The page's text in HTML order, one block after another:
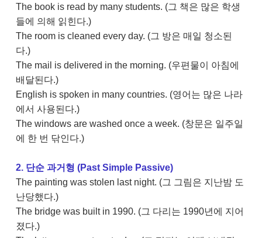
The book is read by many students. (그 책은 많은 학생
들에 의해 읽힌다.)
The room is cleaned every day. (그 방은 매일 청소된
다.)
The mail is delivered in the morning. (우편물이 아침에
배달된다.)
English is spoken in many countries. (영어는 많은 나라
에서 사용된다.)
The windows are washed once a week. (창문은 일주일
에 한 번 닦인다.)
2. 단순 과거형 (Past Simple Passive)
The painting was stolen last night. (그 그림은 지난밤 도
난당했다.)
The bridge was built in 1990. (그 다리는 1990년에 지어
졌다.)